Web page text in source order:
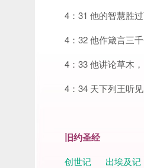
4：31 他的智慧胜
4：32 他作箴言三
4：33 他讲论草木
4：34 天下列王听
旧约圣经
创世记 出埃及记